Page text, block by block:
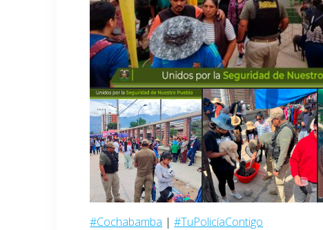
#Cochabamba |#TuPolicíaContigo